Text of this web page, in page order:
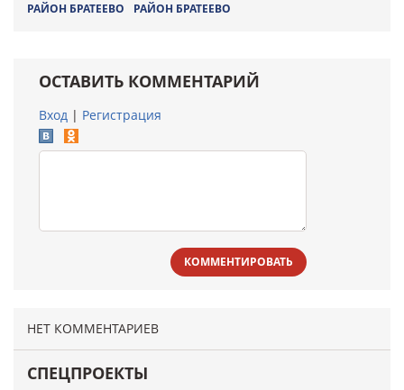
РАЙОН БРАТЕЕВО
РАЙОН БРАТЕЕВО
ОСТАВИТЬ КОММЕНТАРИЙ
Вход | Регистрация
КОММЕНТИРОВАТЬ
НЕТ КОММЕНТАРИЕВ
СПЕЦПРОЕКТЫ